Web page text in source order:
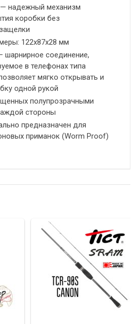
надежный механизм
коробки без
122х87х28 мм
шарнирное соединение,
в телефонах типа
мягко открывать и
одной рукой
полупрозрачными
стороны
предназначен для
приманок (Worm Proof)